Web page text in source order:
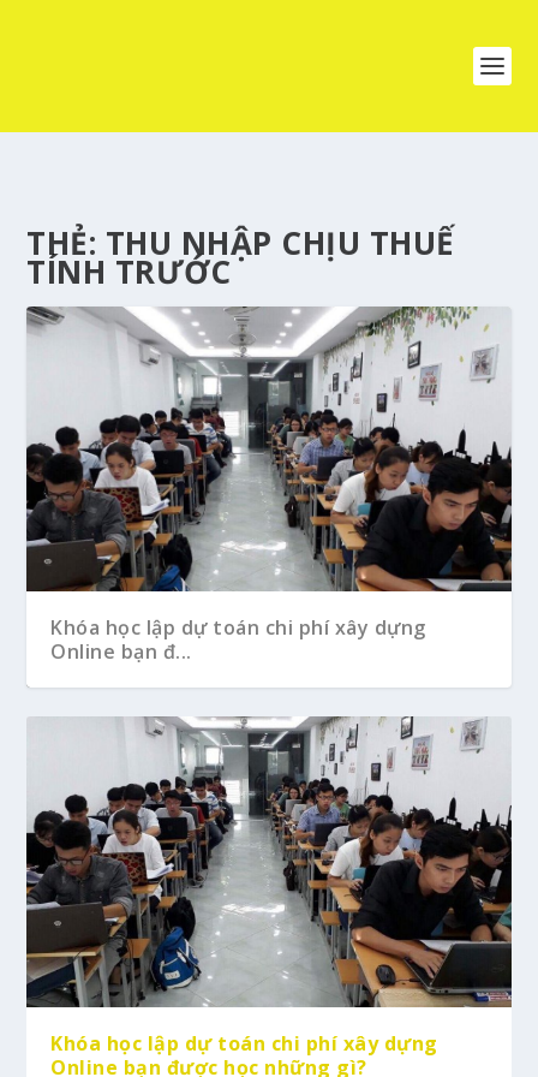
THẺ: THU NHẬP CHỊU THUẾ
TÍNH TRƯỚC
Khóa học lập dự toán chi phí xây dựng
Online bạn đ...
Khóa học lập dự toán chi phí xây dựng
Online bạn được học những gì?